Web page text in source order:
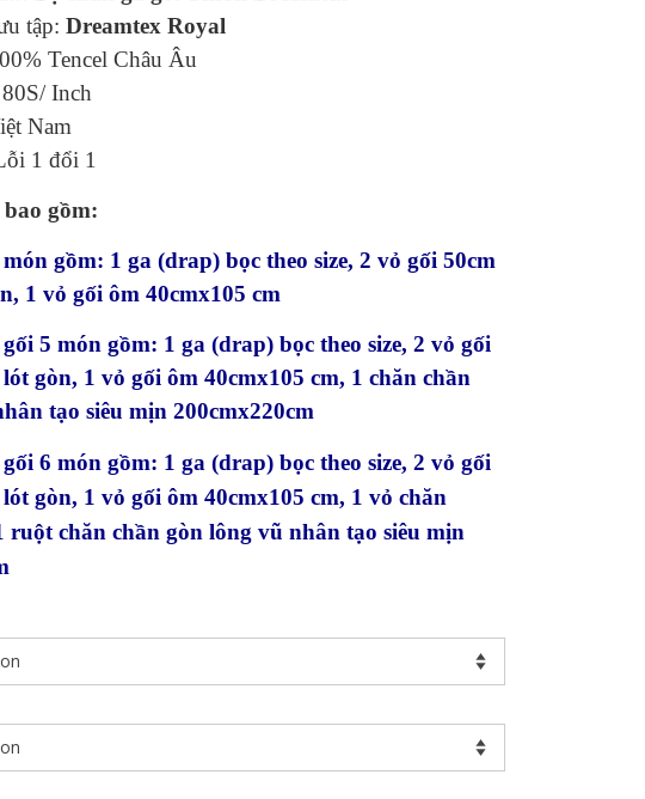
tập:Dreamtex Royal
Tencel Châu Âu
Inch
Nam
1 đổi 1
gồm:
gồm: 1 ga (drap) bọc theo size, 2 vỏ gối 50cm
1 vỏ gối ôm 40cmx105 cm
5 món gồm: 1 ga (drap) bọc theo size, 2 vỏ gối
gòn, 1 vỏ gối ôm 40cmx105 cm, 1 chăn chần
tạo siêu mịn 200cmx220cm
6 món gồm: 1 ga (drap) bọc theo size, 2 vỏ gối
gòn, 1 vỏ gối ôm 40cmx105 cm, 1 vỏ chăn
ruột chăn chần gòn lông vũ nhân tạo siêu mịn